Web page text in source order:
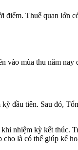
Thuế quan lớn
mùa thu năm
đầu tiên. Sau đó,
nhiệm kỳ kết thúc.
là có thể giúp kế